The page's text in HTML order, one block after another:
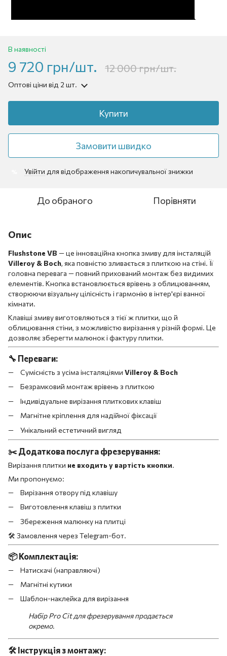
В наявності
9 720 грн/шт. 12 000 грн/шт.
Оптові ціни від 2 шт.
Купити
Замовити швидко
Увійти для відображення накопичувальної знижки
До обраного Порівняти
Опис
Flushstone VB — це інноваційна кнопка змиву для інсталяцій
Villeroy & Boch, яка повністю зливається з плиткою на стіні. Її
головна перевага — повний прихований монтаж без видимих
елементів. Кнопка встановлюється врівень з облицюванням,
створюючи візуальну цілісність і гармонію в інтер'єрі ванної
кімнати.
Клавіші змиву виготовляються з тієї ж плитки, що й
облицювання стіни, з можливістю вирізання у різній формі. Це
дозволяє зберегти малюнок і фактуру плитки.
🔧 Переваги:
Сумісність з усіма інсталяціями Villeroy & Boch
Безрамковий монтаж врівень з плиткою
Індивідуальне вирізання плиткових клавіш
Магнітне кріплення для надійної фіксації
Унікальний естетичний вигляд
✂️Додаткова послуга фрезерування:
Вирізання плитки не входить у вартість кнопки.
Ми пропонуємо:
Вирізання отвору під клавішу
Виготовлення клавіш з плитки
Збереження малюнку на плитці
🛠️ Замовлення через Telegram-бот.
📦Комплектація:
Натискачі (направляючі)
Магнітні кутики
Шаблон-наклейка для вирізання
Набір Pro Cit для фрезерування продається
окремо.
🛠️ Інструкція з монтажу: